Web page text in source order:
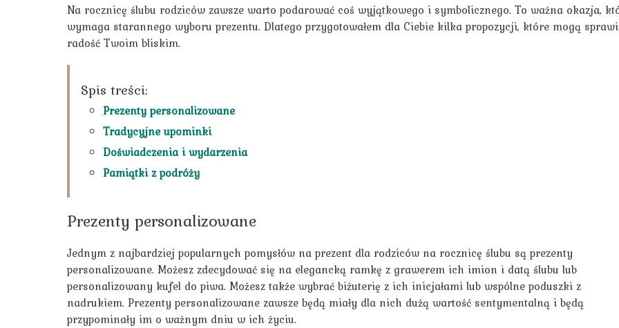
Na rocznicę ślubu rodziców zawsze warto podarować coś wyjątkowego i symbolicznego. To ważna okazja,
wymaga starannego wyboru prezentu. Dlatego przygotowałem dla Ciebie kilka propozycji, które mogą
radość Twoim bliskim.
Spis treści:
Prezenty personalizowane
Tradycyjne upominki
Doświadczenia i wydarzenia
Pamiątki z podróży
Prezenty personalizowane
Jednym z najbardziej popularnych pomysłów na prezent dla rodziców na rocznicę ślubu są prezenty
personalizowane. Możesz zdecydować się na elegancką ramkę z grawerem ich imion i datą ślubu lub
personalizowany kufel do piwa. Możesz także wybrać biżuterię z ich inicjałami lub wspólne poduszki z
nadrukiem. Prezenty personalizowane zawsze będą miały dla nich dużą wartość sentymentalną i będą
przypominały im o ważnym dniu w ich życiu.